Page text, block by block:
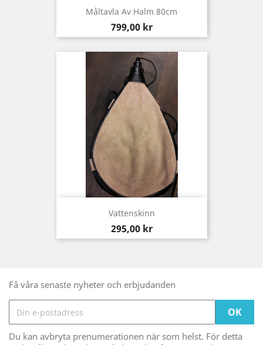
Måltavla Av Halm 80cm
Pris
799,00 kr
Vattenskinn
Pris
295,00 kr
Få våra senaste nyheter och erbjudanden
Du kan avbryta prenumerationen när som helst. För detta